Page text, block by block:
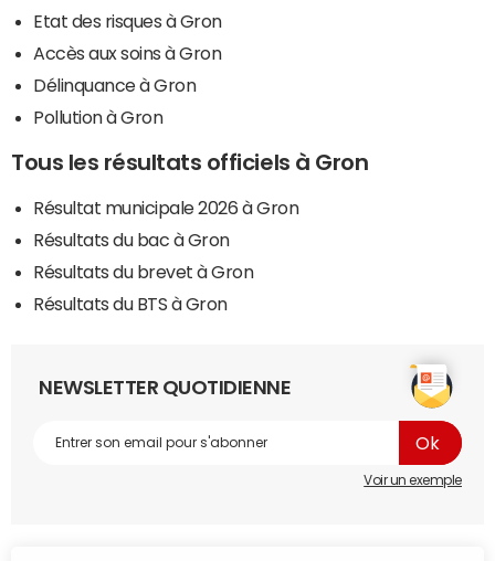
Etat des risques à Gron
Accès aux soins à Gron
Délinquance à Gron
Pollution à Gron
Tous les résultats officiels à Gron
Résultat municipale 2026 à Gron
Résultats du bac à Gron
Résultats du brevet à Gron
Résultats du BTS à Gron
NEWSLETTER QUOTIDIENNE
Voir un exemple